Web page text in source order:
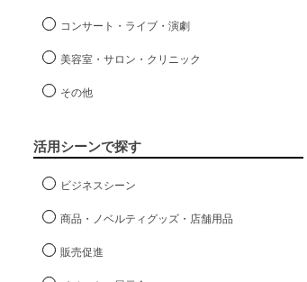
コンサート・ライブ・演劇
美容室・サロン・クリニック
その他
活用シーンで探す
ビジネスシーン
商品・ノベルティグッズ・店舗用品
販売促進